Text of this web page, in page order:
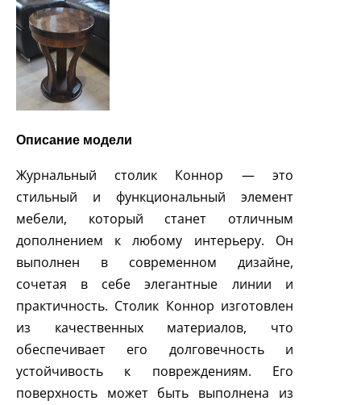
Описание модели
Журнальный столик Коннор — это
стильный и функциональный элемент
мебели, который станет отличным
дополнением к любому интерьеру. Он
выполнен в современном дизайне,
сочетая в себе элегантные линии и
практичность. Столик Коннор изготовлен
из качественных материалов, что
обеспечивает его долговечность и
устойчивость к повреждениям. Его
поверхность может быть выполнена из